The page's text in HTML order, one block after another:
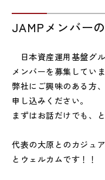
JAMPメンバー
日本資産運用基盤グ
メンバーを募集していま
弊社にご興味のある方
申し込みください。
まずはお話だけでも、
代表の大原とのカジュ
とウェルカムです！！